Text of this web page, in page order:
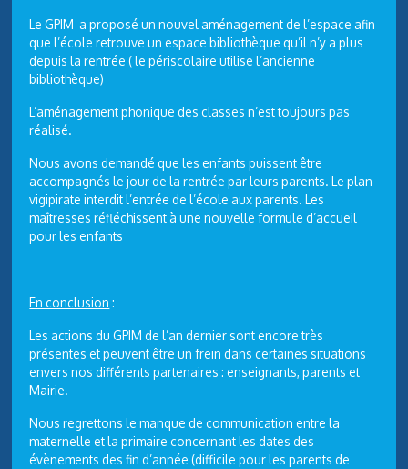
Le GPIM a proposé un nouvel aménagement de l’espace afin
que l’école retrouve un espace bibliothèque qu’il n’y a plus
depuis la rentrée ( le périscolaire utilise l’ancienne
bibliothèque)
L’aménagement phonique des classes n’est toujours pas
réalisé.
Nous avons demandé que les enfants puissent être
accompagnés le jour de la rentrée par leurs parents. Le plan
vigipirate interdit l’entrée de l’école aux parents. Les
maîtresses réfléchissent à une nouvelle formule d’accueil
pour les enfants
En conclusion :
Les actions du GPIM de l’an dernier sont encore très
présentes et peuvent être un frein dans certaines situations
envers nos différents partenaires : enseignants, parents et
Mairie.
Nous regrettons le manque de communication entre la
maternelle et la primaire concernant les dates des
évènements des fin d’année (difficile pour les parents de